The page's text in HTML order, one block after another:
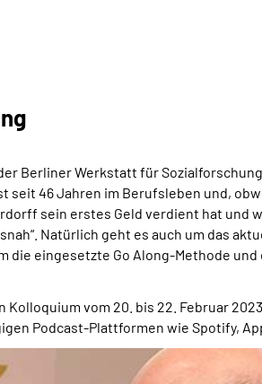
Berliner Werkstatt für
46 Jahren im Berufsleben und,
sein erstes Geld verdient hat und
Natürlich geht es auch um das
eingesetzte Go Along-Methode und
vom 20. bis 22. Februar
Podcast-Plattformen wie Spotify,